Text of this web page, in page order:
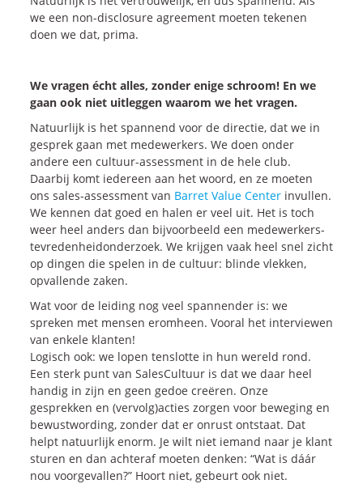
we een non-disclosure agreement moeten tekenen
doen we dat, prima.
We vragen écht alles, zonder enige schroom! En we
gaan ook niet uitleggen waarom we het vragen.
Natuurlijk is het spannend voor de directie, dat we in
gesprek gaan met medewerkers. We doen onder
andere een cultuur-assessment in de hele club.
Daarbij komt iedereen aan het woord, en ze moeten
ons sales-assessment van Barret Value Center invullen.
We kennen dat goed en halen er veel uit. Het is toch
weer heel anders dan bijvoorbeeld een medewerkers-
tevredenheidonderzoek. We krijgen vaak heel snel zicht
op dingen die spelen in de cultuur: blinde vlekken,
opvallende zaken.
Wat voor de leiding nog veel spannender is: we
spreken met mensen eromheen. Vooral het interviewen
van enkele klanten!
Logisch ook: we lopen tenslotte in hun wereld rond.
Een sterk punt van SalesCultuur is dat we daar heel
handig in zijn en geen gedoe creëren. Onze
gesprekken en (vervolg)acties zorgen voor beweging en
bewustwording, zonder dat er onrust ontstaat. Dat
helpt natuurlijk enorm. Je wilt niet iemand naar je klant
sturen en dan achteraf moeten denken: “Wat is dáár
nou voorgevallen?” Hoort niet, gebeurt ook niet.